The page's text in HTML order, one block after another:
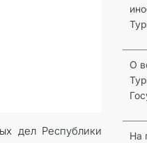
дел Республики
О
На